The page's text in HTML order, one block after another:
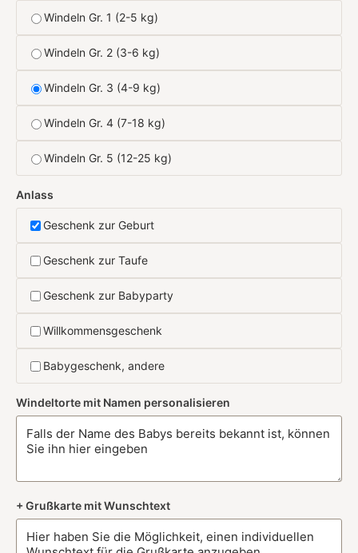
Windeln Gr. 1 (2-5 kg)
Windeln Gr. 2 (3-6 kg)
Windeln Gr. 3 (4-9 kg)
Windeln Gr. 4 (7-18 kg)
Windeln Gr. 5 (12-25 kg)
Anlass
Geschenk zur Geburt
Geschenk zur Taufe
Geschenk zur Babyparty
Willkommensgeschenk
Babygeschenk, andere
Windeltorte mit Namen personalisieren
+ Grußkarte mit Wunschtext